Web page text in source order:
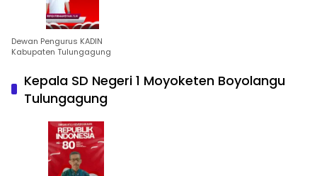
Dewan Pengurus KADIN
Kabupaten Tulungagung
Kepala SD Negeri 1 Moyoketen Boyolangu
Tulungagung